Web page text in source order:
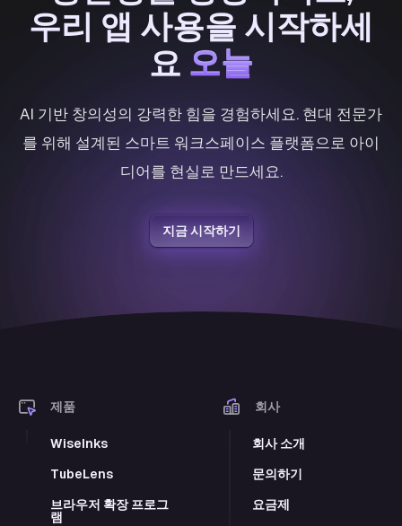
우리 앱 사용을 시작하세
요 오늘
오늘
AI 기반 창의성의 강력한 힘을 경험하세요. 현대 전문가
를 위해 설계된 스마트 워크스페이스 플랫폼으로 아이
디어를 현실로 만드세요.
지금 시작하기
제품
WiseInks
TubeLens
브라우저 확장 프로그
램
회사
회사 소개
문의하기
요금제